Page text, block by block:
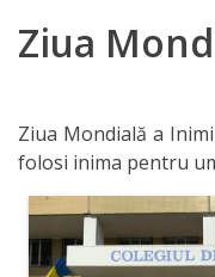
Scurt
Echipa
Ziua
Ziua Mondială a
folosi inima pentru